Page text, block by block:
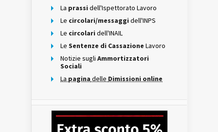
La prassi dell'Ispettorato Lavoro
Le circolari/messaggi dell'INPS
Le circolari dell'INAIL
Le Sentenze di Cassazione Lavoro
Notizie sugli Ammortizzatori
Sociali
La pagina delle Dimissioni online